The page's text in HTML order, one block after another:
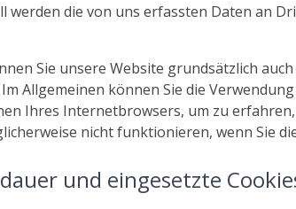
werden die von uns erfassten Daten an
Sie unsere Website grundsätzlich
Allgemeinen können Sie die
Ihres Internetbrowsers, um zu
nicht funktionieren, wenn Sie
und eingesetzte